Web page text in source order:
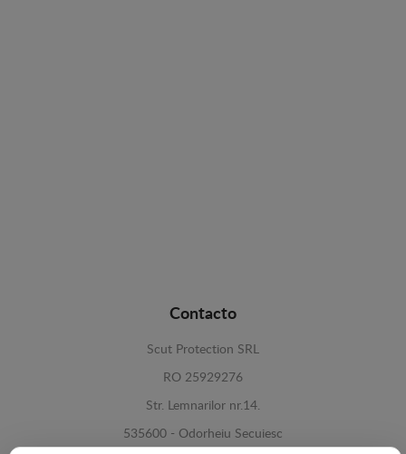
Contacto
Scut Protection SRL
RO 25929276
Str. Lemnarilor nr.14.
535600 - Odorheiu Secuiesc